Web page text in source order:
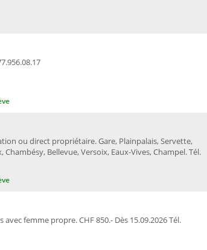
ou direct propriétaire. Gare, Plainpalais, Servette,
Bellevue, Versoix, Eaux-Vives, Champel. Tél.
femme propre. CHF 850.- Dès 15.09.2026 Tél.